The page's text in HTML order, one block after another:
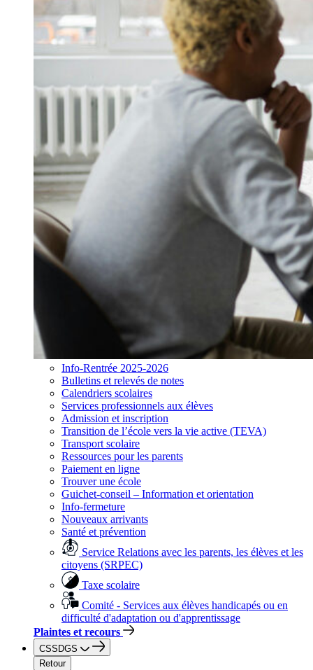
Info-Rentrée 2025-2026
Bulletins et relevés de notes
Calendriers scolaires
Services professionnels aux élèves
Admission et inscription
Transition de l’école vers la vie active (TEVA)
Transport scolaire
Ressources pour les parents
Paiement en ligne
Trouver une école
Guichet-conseil – Information et orientation
Info-fermeture
Nouveaux arrivants
Santé et prévention
Service Relations avec les parents, les élèves et les
citoyens (SRPEC)
Taxe scolaire
Comité - Services aux élèves handicapés ou en
difficulté d'adaptation ou d'apprentissage
Plaintes et recours
CSSDGS
Retour